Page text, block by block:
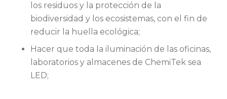
los residuos y la protección de la
biodiversidad y los ecosistemas, con el fin de
reducir la huella ecológica;
Hacer que toda la iluminación de las oficinas,
laboratorios y almacenes de ChemiTek sea
LED;